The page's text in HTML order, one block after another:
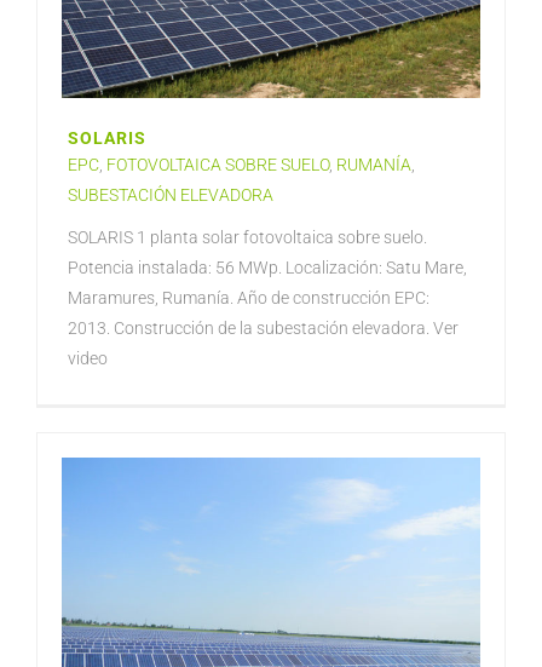
SOLARIS
EPC FOTOVOLTAICA SOBRE SUELO, RUMANÍA
SUBESTACIÓN ELEVADORA
SOLARIS 1 planta solar fotovoltaica sobre suelo.
Potencia instalada: 56 MWp. Localización: Satu Mare,
Maramures, Rumanía. Año de construcción EPC:
2013. Construcción de la subestación elevadora. Ver
video